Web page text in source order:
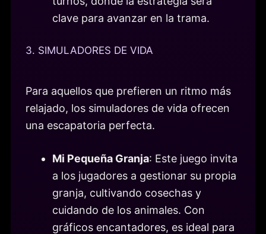
clave para avanzar en la trama.
3. SIMULADORES DE VIDA
Para aquellos que prefieren un ritmo más
relajado, los simuladores de vida ofrecen
una escapatoria perfecta.
Mi Pequeña Granja: Este juego invita
a los jugadores a gestionar su propia
granja, cultivando cosechas y
cuidando de los animales. Con
gráficos encantadores, es ideal para